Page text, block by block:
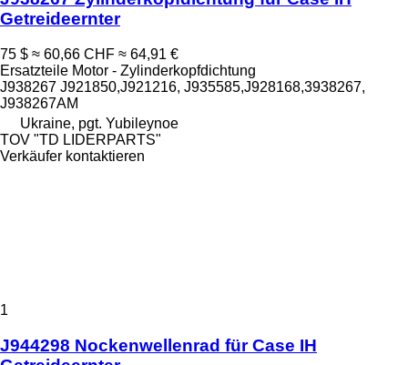
Getreideernter
75 $ ≈ 60,66 CHF ≈ 64,91 €
Ersatzteile Motor - Zylinderkopfdichtung
J938267 J921850,J921216, J935585,J928168,3938267,
J938267AM
Ukraine, pgt. Yubileynoe
TOV "TD LIDERPARTS"
Verkäufer kontaktieren
1
J944298 Nockenwellenrad für Case IH